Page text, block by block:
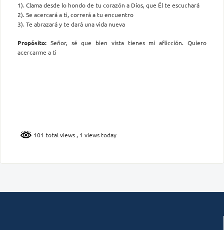
1). Clama desde lo hondo de tu corazón a Dios, que Él te escuchará
2). Se acercará a ti, correrá a tu encuentro
3). Te abrazará y te dará una vida nueva
Propósito: Señor, sé que bien vista tienes mi aflicción. Quiero
acercarme a ti
101 total views , 1 views today